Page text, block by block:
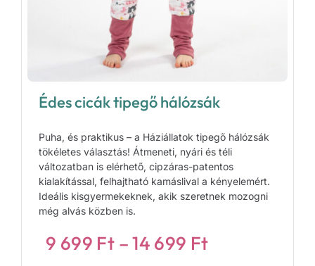
Édes cicák tipegő hálózsák
Puha, és praktikus – a Háziállatok tipegő hálózsák
tökéletes választás! Átmeneti, nyári és téli
változatban is elérhető, cipzáras-patentos
kialakítással, felhajtható kamáslival a kényelemért.
Ideális kisgyermekeknek, akik szeretnek mozogni
még alvás közben is.
9 699 Ft –14 699 Ft